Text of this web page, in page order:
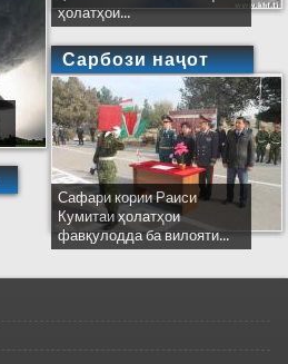
ҳолатҳои...
Сарбози наҷот
Сафари кории Раиси
Кумитаи ҳолатҳои
фавқулодда ба вилояти...